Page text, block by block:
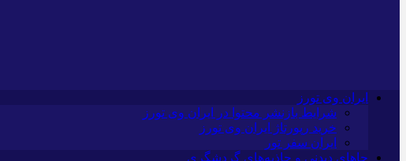
ایران وی تورز
شرایط بازنشر محتوا در ایران وی تورز
خرید رپورتاژ ایران وی تورز
ایران سفر تور
جاهای دیدنی و جاذبه‌های گردشگری